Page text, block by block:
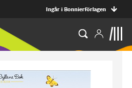
Ingår i Bonnierförlagen